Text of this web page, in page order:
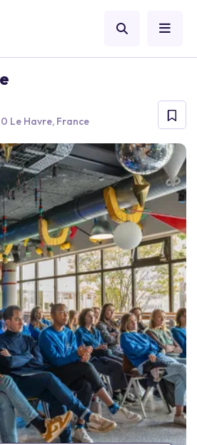
Le Havre, France